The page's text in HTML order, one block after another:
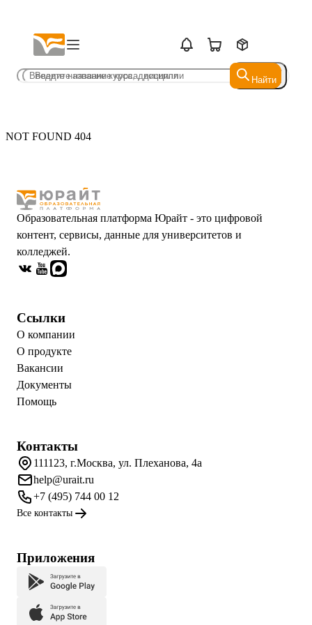
Найти
Найти
NOT FOUND 404
Образовательная платформа Юрайт - это цифровой
контент, сервисы, данные для университетов и
колледжей.
Ссылки
О компании
О продукте
Вакансии
Документы
Помощь
Контакты
111123, г.Москва, ул. Плеханова, 4а
help@urait.ru
+7 (495) 744 00 12
Все контакты
Приложения